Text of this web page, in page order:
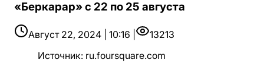
«Беркарар» с 22 по 25 августа
Август 22, 2024 | 10:16 |
13213
Источник: ru.foursquare.com